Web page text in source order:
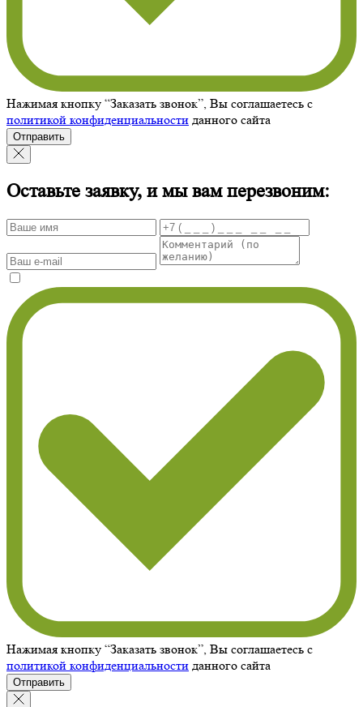
Нажимая кнопку “Заказать звонок”, Вы соглашаетесь с
политикой конфиденциальности данного сайта
Отправить
Оставьте заявку, и мы вам перезвоним:
Нажимая кнопку “Заказать звонок”, Вы соглашаетесь с
политикой конфиденциальности данного сайта
Отправить